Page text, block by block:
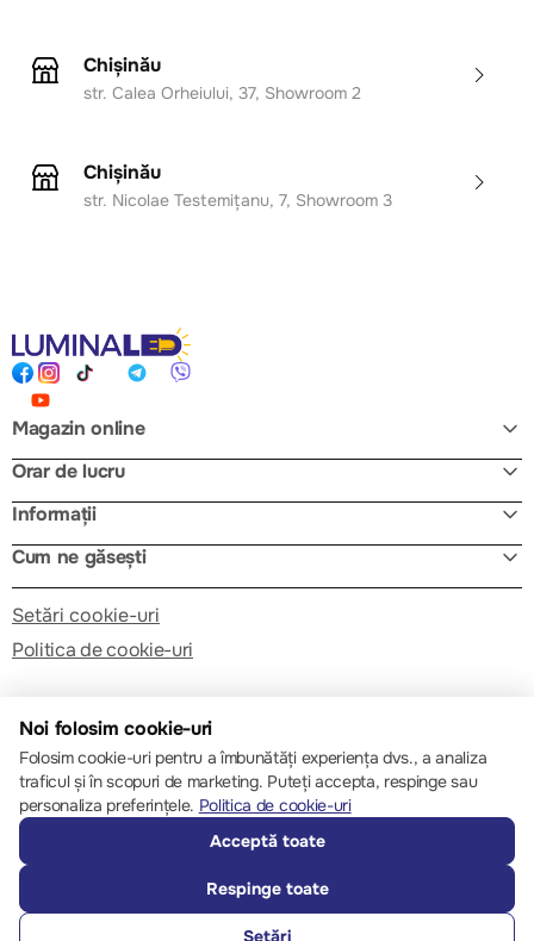
Chișinău
str. Calea Orheiului, 37, Showroom 2
Chișinău
str. Nicolae Testemițanu, 7, Showroom 3
Magazin online
Orar de lucru
Informații
Cum ne găsești
Setări cookie-uri
Politica de cookie-uri
© 2013 – 2026 ECOM
Noi folosim cookie-uri
Folosim cookie-uri pentru a îmbunătăți experiența dvs., a analiza
traficul și în scopuri de marketing. Puteți accepta, respinge sau
personaliza preferințele. Politica de cookie-uri
Acceptă toate
Respinge toate
Setări